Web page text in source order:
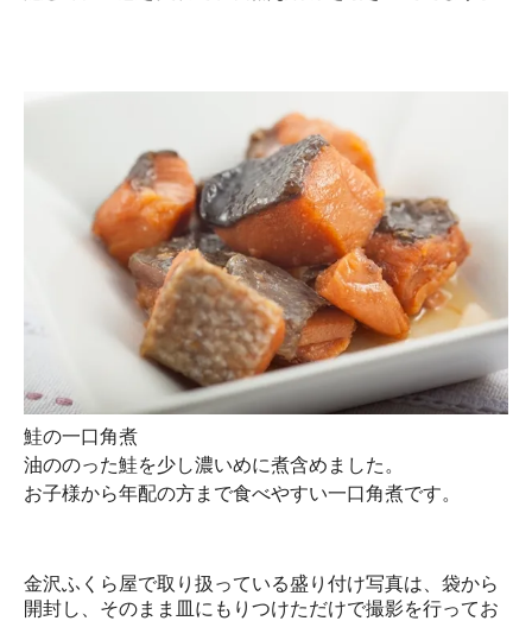
鮭の一口角煮
油ののった鮭を少し濃いめに煮含めました。
お子様から年配の方まで食べやすい一口角煮です。
金沢ふくら屋で取り扱っている盛り付け写真は、袋から
開封し、そのまま皿にもりつけただけで撮影を行ってお